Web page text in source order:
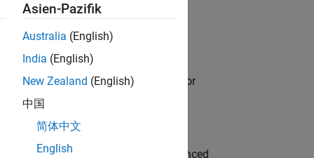
MATLAB & Simulink workflows for
Energy technologies? Experienced
Asien-Pazifik
Australia (English)
India (English)
New Zealand (English)
中国
简体中文
English